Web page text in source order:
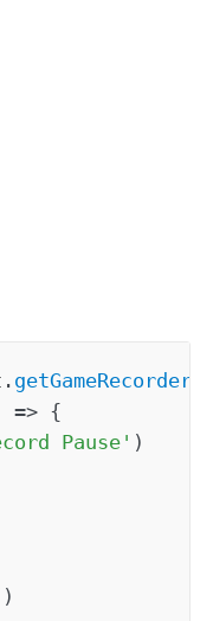
.
=> {
Pause' )
)